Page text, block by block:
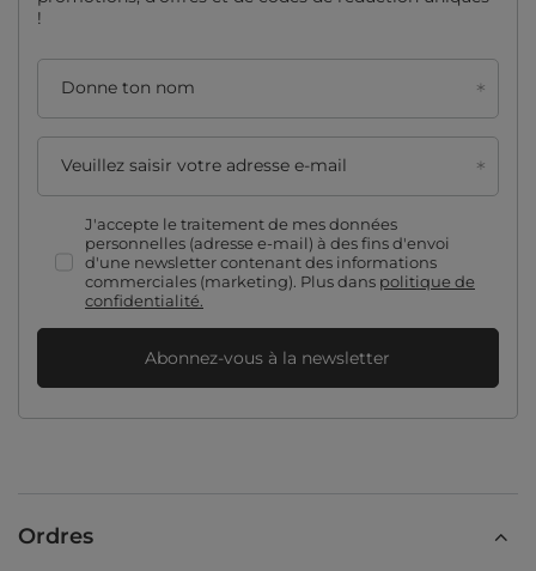
!
Donne ton nom
Veuillez saisir votre adresse e-mail
J'accepte le traitement de mes données
personnelles (adresse e-mail) à des fins d'envoi
d'une newsletter contenant des informations
commerciales (marketing). Plus dans politique de
confidentialité.
Abonnez-vous à la newsletter
Ordres